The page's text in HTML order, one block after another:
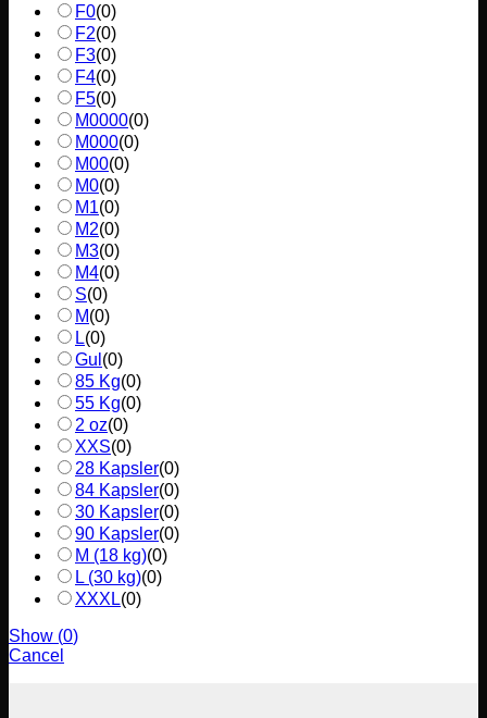
F0(0)
F2(0)
F3(0)
F4(0)
F5(0)
M0000(0)
M000(0)
M00(0)
M0(0)
M1(0)
M2(0)
M3(0)
M4(0)
S(0)
M(0)
L(0)
Gul (0)
85 Kg(0)
55 Kg(0)
2 oz(0)
XXS(0)
28 Kapsler(0)
84 Kapsler(0)
30 Kapsler(0)
90 Kapsler(0)
M (18 kg)(0)
L (30 kg)(0)
XXXL(0)
Show (0)
Cancel